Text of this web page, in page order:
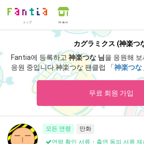
トップ Market
カグラミクス (神楽つ
Fantia에 등록하고 神楽つな 님을 응원해 보
응원 중입니다.神楽つな 팬클럽 「神楽つな
絵とまんがひとまとめ
」 등 스페셜 콘텐
무료 회원 가입
모든 연령
만화
연령 확인 서류・출연 동의 서류 제